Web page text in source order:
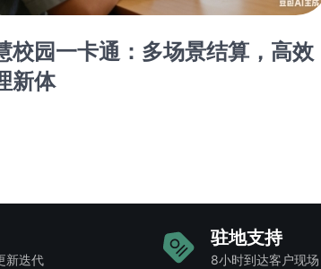
校园一卡通：多场景结算，高效
新体
新迭代
驻地支持
8小时到达客户现场